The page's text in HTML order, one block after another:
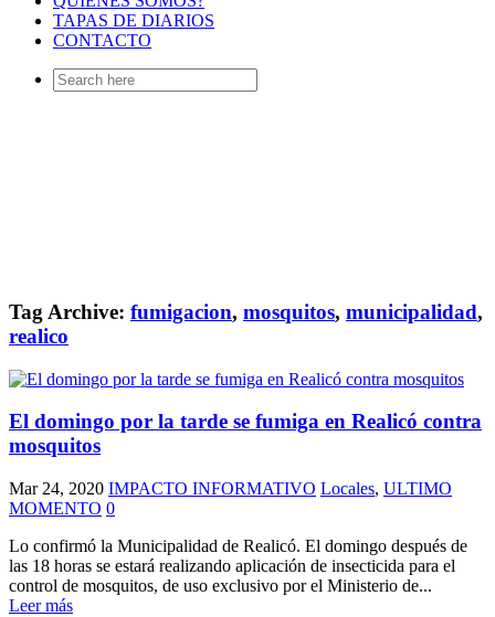
TAPAS DE DIARIOS
CONTACTO
Search
for:
Tag Archive: fumigacion, mosquitos, municipalidad,
realico
El domingo por la tarde se fumiga en Realicó contra
mosquitos
Mar 24, 2020 IMPACTO INFORMATIVO Locales, ULTIMO
MOMENTO 0
Lo confirmó la Municipalidad de Realicó. El domingo después de
las 18 horas se estará realizando aplicación de insecticida para el
control de mosquitos, de uso exclusivo por el Ministerio de...
Leer más